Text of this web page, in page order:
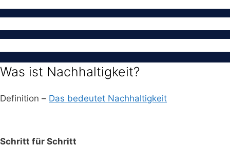
Was ist Nachhaltigkeit?
Definition – Das bedeutet Nachhaltigkeit
Schritt für Schritt